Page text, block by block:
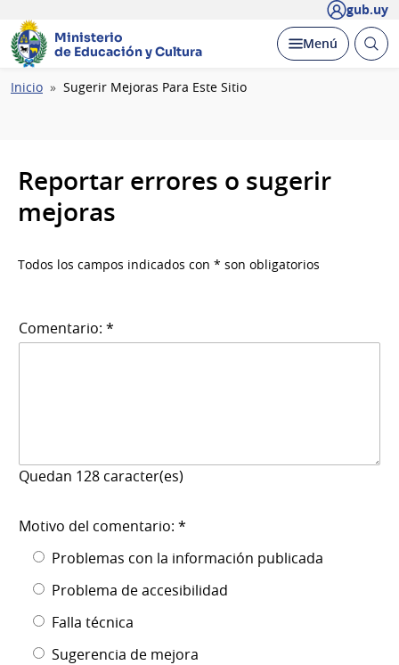
gub.uy
Ministerio
de Educación y Cultura
Desplegar
Menú Abrir
Ruta
Inicio Sugerir Mejoras Para Este Sitio
Reportar errores o sugerir
mejoras
Todos los campos indicados con * son obligatorios
Comentario: *
Quedan 128 caracter(es)
Motivo del comentario: *
Problemas con la información publicada
Problema de accesibilidad
Falla técnica
Sugerencia de mejora